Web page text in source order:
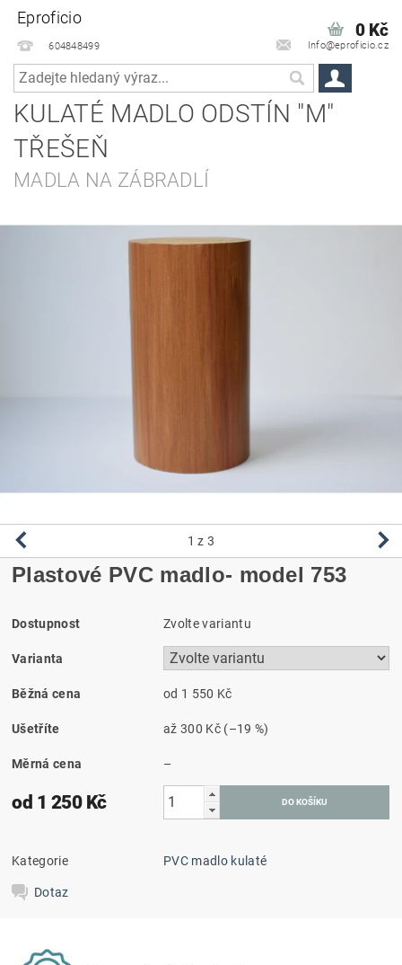
Eproficio
604848499 Info@eproficio.cz
0 Kč
KULATÉ MADLO ODSTÍN "M"
TŘEŠEŇ
MADLA NA ZÁBRADLÍ
1 z 3
Plastové PVC madlo- model 753
Dostupnost Zvolte variantu
Varianta
Běžná cena od 1 550 Kč
Ušetříte až300 Kč (–19 %)
Měrná cena –
od 1 250 Kč
Kategorie PVC madlo kulaté
Dotaz